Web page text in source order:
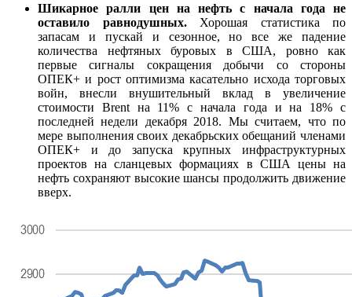
Шикарное ралли цен на нефть
с начала года не
оставило равнодушных. Хорошая статистика по
запасам и пускай и сезонное, но все же падение
количества нефтяных буровых в США, ровно как
первые сигналы сокращения добычи со стороны
ОПЕК+ и рост оптимизма касательно исхода торговых
войн, внесли внушительный вклад в увеличение
стоимости Brent на 11% с начала года и на 18% с
последней недели декабря 2018. Мы считаем, что по
мере выполнения своих декабрьских обещаний членами
ОПЕК+ и до запуска крупных инфраструктурных
проектов на сланцевых формациях в США цены на
нефть сохраняют высокие шансы продолжить движение
вверх.